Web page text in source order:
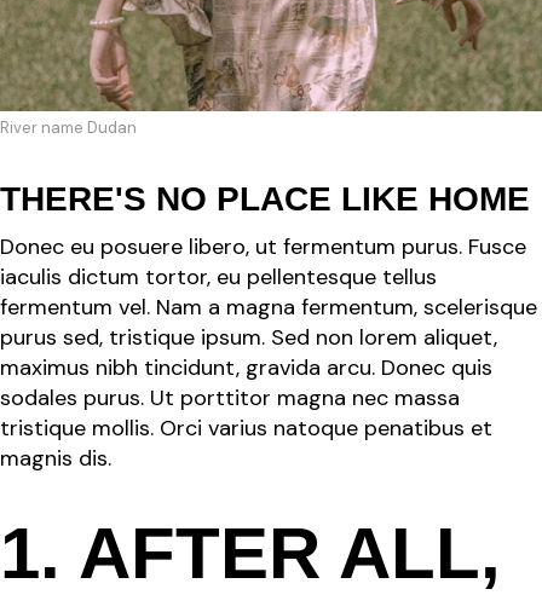
River name Dudan
THERE'S NO PLACE LIKE HOME
Donec eu posuere libero, ut fermentum purus. Fusce
iaculis dictum tortor, eu pellentesque tellus
fermentum vel. Nam a magna fermentum, scelerisque
purus sed, tristique ipsum. Sed non lorem aliquet,
maximus nibh tincidunt, gravida arcu. Donec quis
sodales purus. Ut porttitor magna nec massa
tristique mollis. Orci varius natoque penatibus et
magnis dis.
1. AFTER ALL,